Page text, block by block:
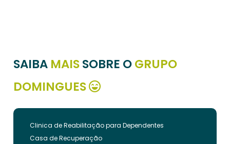
SAIBA MAISSOBRE OGRUPO
DOMINGUES
Clinica de Reabilitação para Dependentes
Casa de Recuperação